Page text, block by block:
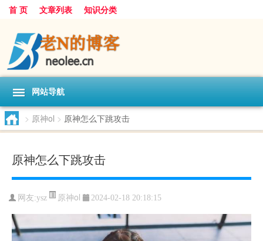
首 页 文章列表 知识分类
网站导航
> 原神ol > 原神怎么下跳攻击
原神怎么下跳攻击
网友:ysz 原神ol 2024-02-18 20:18:15